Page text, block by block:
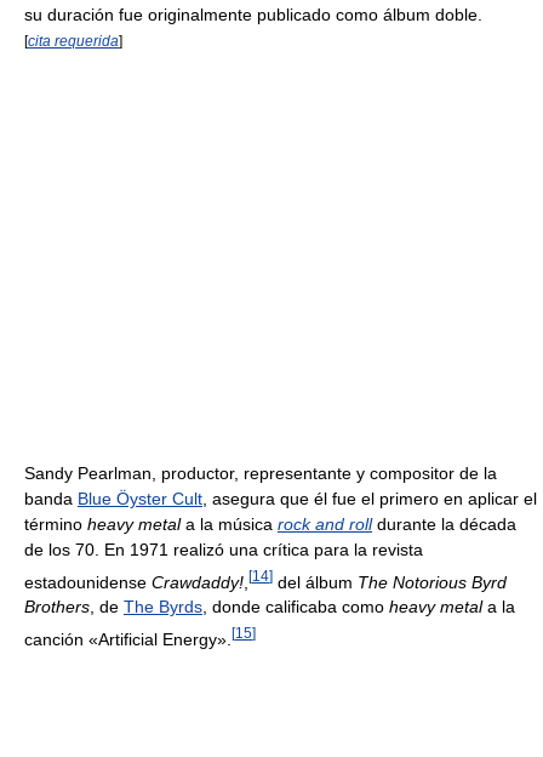
su duración fue originalmente publicado como álbum doble.
[cita requerida]
Sandy Pearlman, productor, representante y compositor de la
banda Blue Öyster Cult , asegura que él fue el primero en aplicar el
término heavy metala la música rock and rolldurante la década
de los 70. En 1971 realizó una crítica para la revista
estadounidense Crawdaddy! [14] del álbum The Notorious Byrd
Brothers , de The Byrds , donde calificaba como heavy metala la
canción «Artificial Energy». [15]